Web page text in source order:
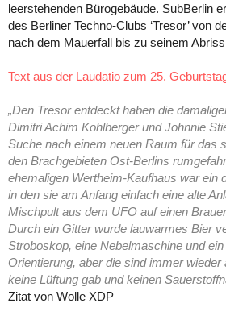
leerstehenden Bürogebäude. SubBerlin
des Berliner Techno-Clubs ‘Tresor’ von
nach dem Mauerfall bis zu seinem
Text aus der Laudatio zum 25.
„Den Tresor entdeckt haben die
Dimitri Achim Kohlberger und Johnnie
Suche nach einem neuen Raum für das
den Brachgebieten Ost-Berlins
ehemaligen Wertheim-Kaufhaus war ein
in den sie am Anfang einfach eine alte
Mischpult aus dem UFO auf einen
Durch ein Gitter wurde lauwarmes Bier
Stroboskop, eine Nebelmaschine und
Orientierung, aber die sind immer wieder
keine Lüftung gab und keinen
Zitat von Wolle XDP